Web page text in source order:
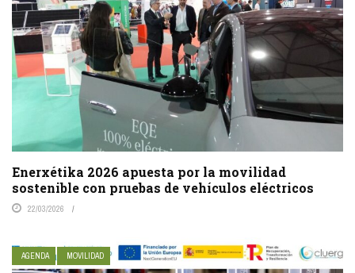
Enerxétika 2026 apuesta por la movilidad
sostenible con pruebas de vehículos eléctricos
22/03/2026
AGENDA MOVILIDAD